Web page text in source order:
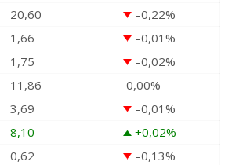
20,60 –0,22%
1,66 –0,01%
1,75 –0,02%
11,86 0,00%
3,69 –0,01%
8,10 +0,02%
0,62 –0,13%